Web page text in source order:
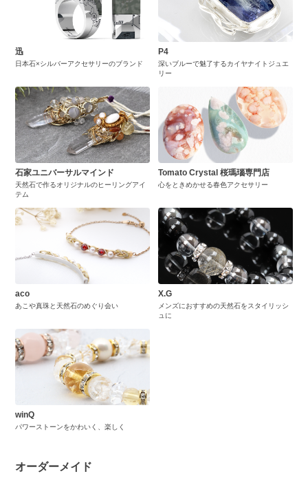
迅
日本石×シルバーアクセサリーのブランド
P4
深いブルーで魅了するカイヤナイトジュエ
リー
石家ユニバーサルマインド
天然石で作るオリジナルのヒーリングアイ
テム
Tomato Crystal 桜瑪瑙専門店
心をときめかせる春色アクセサリー
aco
あこや真珠と天然石のめぐり会い
X.G
メンズにおすすめの天然石をスタイリッシ
ュに
winQ
パワーストーンをかわいく、楽しく
オーダーメイド